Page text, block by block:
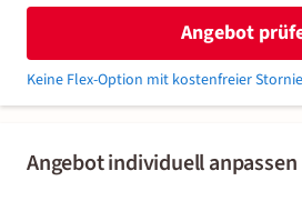
Angebot individuell anpassen
Angebot
Keine Flex-Option mit kostenfreier